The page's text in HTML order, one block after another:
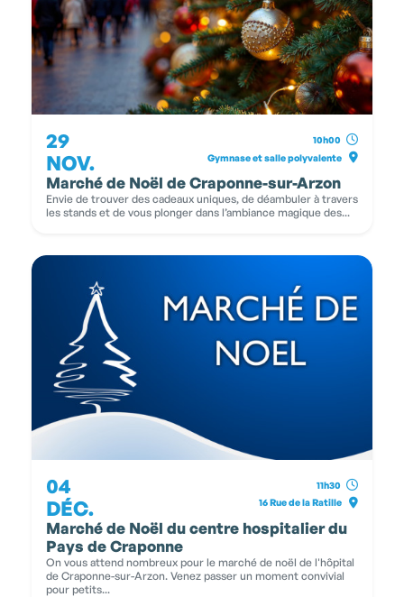
29
NOV.
10h00
Gymnase et salle polyvalente
Marché de Noël de Craponne-sur-Arzon
Envie de trouver des cadeaux uniques, de déambuler à travers
les stands et de vous plonger dans l’ambiance magique des...
04
DÉC.
11h30
16 Rue de la Ratille
Marché de Noël du centre hospitalier du
Pays de Craponne
On vous attend nombreux pour le marché de noël de l'hôpital
de Craponne-sur-Arzon. Venez passer un moment convivial
pour petits...